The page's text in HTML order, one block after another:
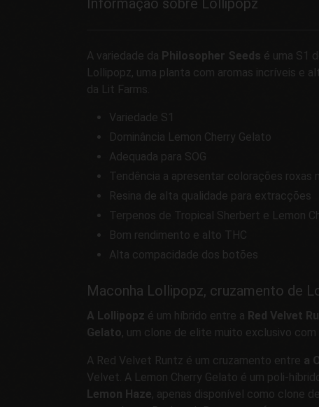
Informação sobre Lollipopz
A variedade da Philosopher Seeds é uma S1
Lollipopz, uma planta com aromas incríveis e
da Lit Farms.
Variedade S1
Dominância Lemon Cherry Gelato
Adequada para SOG
Tendência a apresentar colorações roxas
Resina de alta qualidade para extracções
Terpenos de Tropical Sherbert e Lemon
Bom rendimento e alto THC
Alta compacidade dos botões
Maconha Lollipopz, cruzamento de
A Lollipopz é um híbrido entre a Red Velvet
Gelato, um clone de elite muito exclusivo
A Red Velvet Runtz é um cruzamento entre a
Velvet. A Lemon Cherry Gelato é um poli-
Lemon Haze, apenas disponível como clone